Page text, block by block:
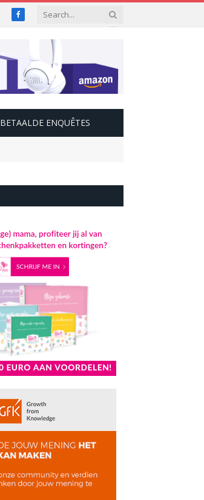
Facebook
BETAALDE ENQUÊTES